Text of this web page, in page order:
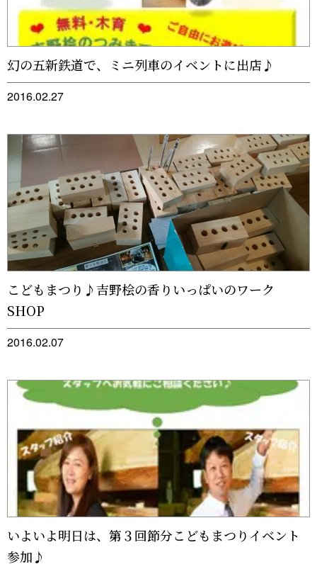
フリ
ヤル
幻の五新鉄道で、ミニ列車のイベントに出店♪
2016.02.27
こどもまつり♪吉野桧の香りいっぱいのワーク
SHOP
2016.02.07
いよいよ明日は、第３回節分こどもまつりイベント
参加♪